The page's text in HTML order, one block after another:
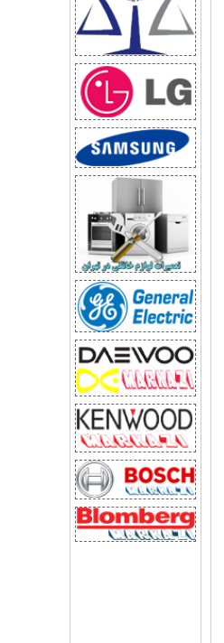
راهبردی» پیش می‌رود
را به یک جنگ منطقه‌ای تبدیل می‌کند؟
نسبت نسل‌ها در عصر فردگرایی
جدید ایران در برابر آمریکا